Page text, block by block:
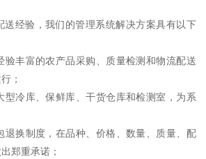
送经验，我们的管理系统解决方案具有以下
验丰富的农产品采购、质量检测和物流配送
；
型冷库、保鲜库、干货仓库和检测室，为系
退换制度，在品种、价格、数量、质量、配
郑重承诺；